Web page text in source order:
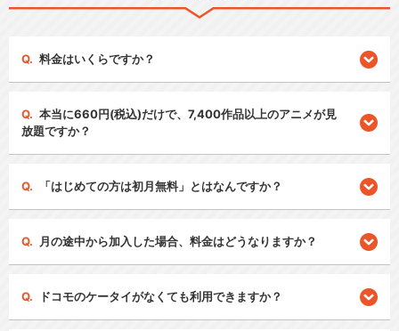
料金はいくらですか？
本当に660円(税込)だけで、7,400作品以上のアニメが見
放題ですか？
「はじめての方は初月無料」とはなんですか？
月の途中から加入した場合、料金はどうなりますか？
ドコモのケータイがなくても利用できますか？